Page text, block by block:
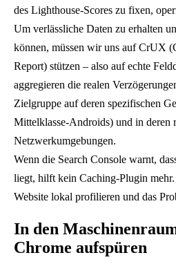
des Lighthouse-Scores zu fixen,
Um verlässliche Daten zu erhalten
können, müssen wir uns auf CrUX
Report) stützen – also auf echte
aggregieren die realen
Zielgruppe auf deren spezifischen
Mittelklasse-Androids) und in deren
Netzwerkumgebungen.
Wenn die Search Console warnt,
liegt, hilft kein Caching-Plugin
Website lokal profilieren und das
In den
Chrome aufspüren